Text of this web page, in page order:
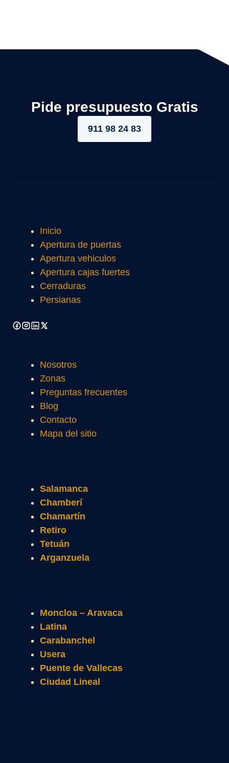
Pide presupuesto Gratis
911 98 24 83
Inicio
Apertura de puertas
Apertura vehiculos
Apertura cajas fuertes
Cerraduras
Persianas
Nosotros
Zonas
Preguntas frecuentes
Blog
Contacto
Mapa del sitio
Salamanca
Chamberí
Chamartín
Retiro
Tetuán
Arganzuela
Moncloa – Aravaca
Latina
Carabanchel
Usera
Puente de Vallecas
Ciudad Lineal